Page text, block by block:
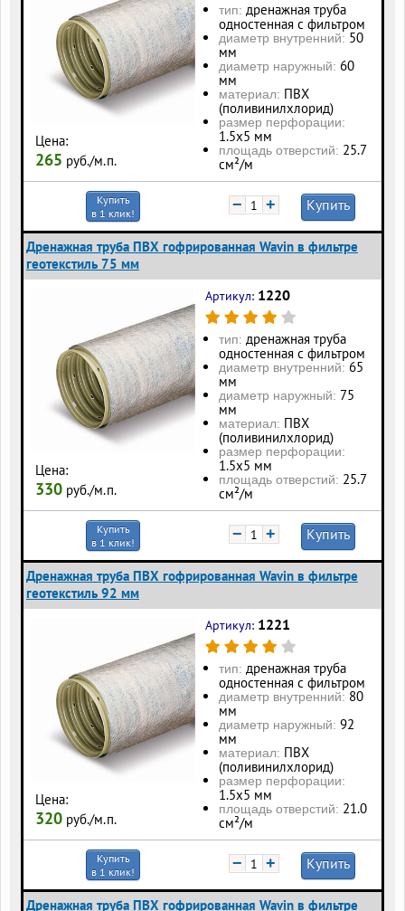
Цена:
265 руб./м.п.
тип: дренажная труба
одностенная с фильтром
диаметр внутренний: 50
мм
диаметр наружный: 60
мм
материал: ПВХ
(поливинилхлорид)
размер перфорации:
1.5х5 мм
площадь отверстий: 25.7
см²/м
Купить
в 1 клик!
− + Купить
Дренажная труба ПВХ гофрированная Wavin в фильтре
геотекстиль 75 мм
Цена:
330 руб./м.п.
Артикул: 1220
тип: дренажная труба
одностенная с фильтром
диаметр внутренний: 65
мм
диаметр наружный: 75
мм
материал: ПВХ
(поливинилхлорид)
размер перфорации:
1.5х5 мм
площадь отверстий: 25.7
см²/м
Купить
в 1 клик!
− + Купить
Дренажная труба ПВХ гофрированная Wavin в фильтре
геотекстиль 92 мм
Цена:
320 руб./м.п.
Артикул: 1221
тип: дренажная труба
одностенная с фильтром
диаметр внутренний: 80
мм
диаметр наружный: 92
мм
материал: ПВХ
(поливинилхлорид)
размер перфорации:
1.5х5 мм
площадь отверстий: 21.0
см²/м
Купить
в 1 клик!
− + Купить
Дренажная труба ПВХ гофрированная Wavin в фильтре